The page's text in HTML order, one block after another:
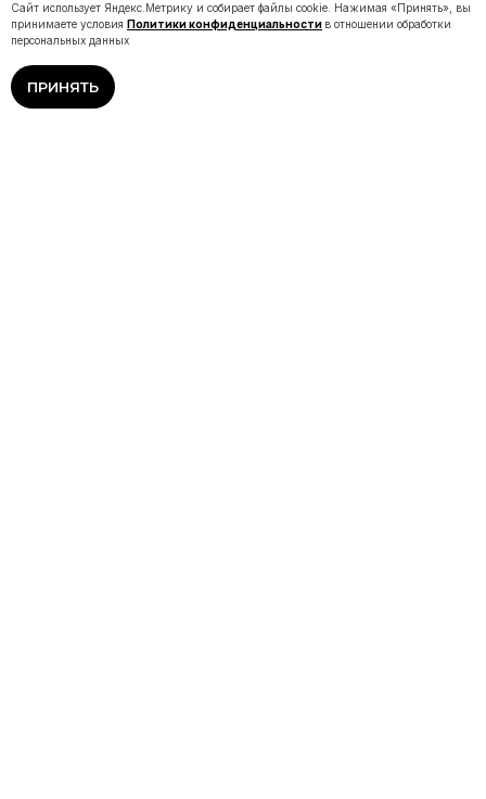
Сайт использует Яндекс.Метрику и собирает файлы cookie. Нажимая «Принять», вы
принимаете условия Политики конфиденциальности в отношении обработки
персональных данных
ПРИНЯТЬ